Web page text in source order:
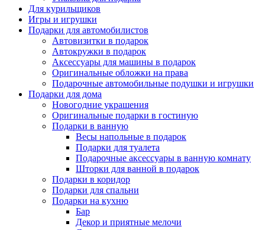
Для курильщиков
Игры и игрушки
Подарки для автомобилистов
Автовизитки в подарок
Автокружки в подарок
Аксессуары для машины в подарок
Оригинальные обложки на права
Подарочные автомобильные подушки и игрушки
Подарки для дома
Новогодние украшения
Оригинальные подарки в гостиную
Подарки в ванную
Весы напольные в подарок
Подарки для туалета
Подарочные аксессуары в ванную комнату
Шторки для ванной в подарок
Подарки в коридор
Подарки для спальни
Подарки на кухню
Бар
Декор и приятные мелочи